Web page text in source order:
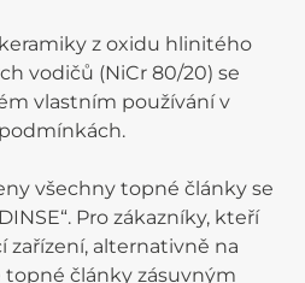
z oxidu hlinitého
vodičů (NiCr 80/20) se
vlastním používání v
všechny topné články se
Pro zákazníky, kteří
zařízení, alternativně na
topné články zásuvným